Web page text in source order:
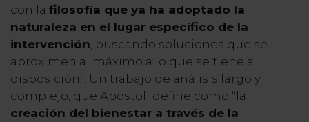
con la filosofía que ya ha adoptado la
naturaleza en el lugar específico de la
intervención , buscando soluciones que se
aproximen al máximo a lo que se tiene a
disposición”. Un trabajo de análisis largo y
complejo, que Apostoli define como “la
creación del bienestar a través de la